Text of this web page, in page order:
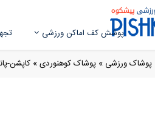
پوشش کف اماکن ورزشی
پوشاک ورزشی » پوشاک کوهنوردی» کاپشن-